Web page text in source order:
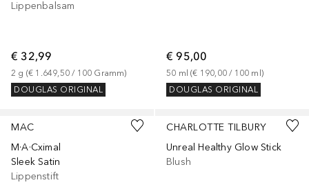
Lippenbalsam
€ 32,99
2 g (€ 1.649,50 / 100 Gramm)
DOUGLAS ORIGINAL
€ 95,00
50 ml (€ 190,00 / 100 ml )
DOUGLAS ORIGINAL
MAC
M·A·Cximal
Sleek Satin
Lippenstift
+31
CHARLOTTE TILBURY
Unreal Healthy Glow Stick
Blush
+3